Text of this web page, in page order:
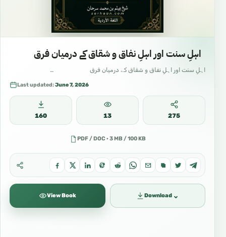
اہلِ سنت اور اہلِ نفاق و شقاق کے درمیان فرق
اہلِ سنت اور اہلِ نفاق و شقاق کے درمیان فرق …
Last updated:June 7, 2026
160 13 275
PDF / DOC · 3 MB / 100 KB
View Book Download ⌄